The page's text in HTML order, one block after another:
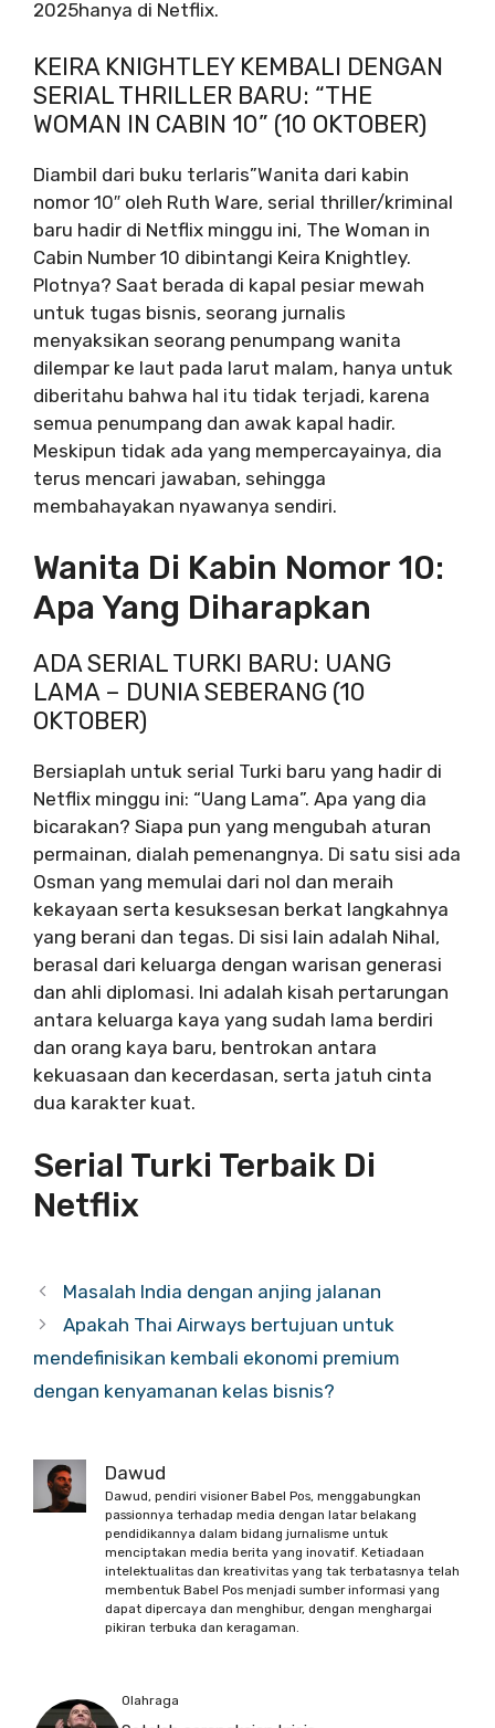
2025hanya di Netflix.
KEIRA KNIGHTLEY KEMBALI DENGAN
SERIAL THRILLER BARU: “THE
WOMAN IN CABIN 10” (10 OKTOBER)
Diambil dari buku terlaris”Wanita dari kabin
nomor 10″ oleh Ruth Ware, serial thriller/kriminal
baru hadir di Netflix minggu ini, The Woman in
Cabin Number 10 dibintangi Keira Knightley.
Plotnya? Saat berada di kapal pesiar mewah
untuk tugas bisnis, seorang jurnalis
menyaksikan seorang penumpang wanita
dilempar ke laut pada larut malam, hanya untuk
diberitahu bahwa hal itu tidak terjadi, karena
semua penumpang dan awak kapal hadir.
Meskipun tidak ada yang mempercayainya, dia
terus mencari jawaban, sehingga
membahayakan nyawanya sendiri.
Wanita Di Kabin Nomor 10:
Apa Yang Diharapkan
ADA SERIAL TURKI BARU: UANG
LAMA – DUNIA SEBERANG (10
OKTOBER)
Bersiaplah untuk serial Turki baru yang hadir di
Netflix minggu ini: “Uang Lama”. Apa yang dia
bicarakan? Siapa pun yang mengubah aturan
permainan, dialah pemenangnya. Di satu sisi ada
Osman yang memulai dari nol dan meraih
kekayaan serta kesuksesan berkat langkahnya
yang berani dan tegas. Di sisi lain adalah Nihal,
berasal dari keluarga dengan warisan generasi
dan ahli diplomasi. Ini adalah kisah pertarungan
antara keluarga kaya yang sudah lama berdiri
dan orang kaya baru, bentrokan antara
kekuasaan dan kecerdasan, serta jatuh cinta
dua karakter kuat.
Serial Turki Terbaik Di
Netflix
Masalah India dengan anjing jalanan
Apakah Thai Airways bertujuan untuk
mendefinisikan kembali ekonomi premium
dengan kenyamanan kelas bisnis?
Dawud
Dawud, pendiri visioner Babel Pos, menggabungkan
passionnya terhadap media dengan latar belakang
pendidikannya dalam bidang jurnalisme untuk
menciptakan media berita yang inovatif. Ketiadaan
intelektualitas dan kreativitas yang tak terbatasnya telah
membentuk Babel Pos menjadi sumber informasi yang
dapat dipercaya dan menghibur, dengan menghargai
pikiran terbuka dan keragaman.
Olahraga